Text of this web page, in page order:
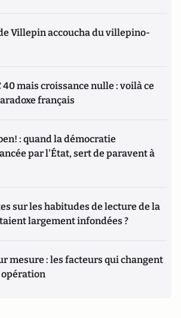
Villepin accoucha du villepino-
40 mais croissance nulle : voilà ce
français
: quand la démocratie
par l'État, sert de paravent à
sur les habitudes de lecture de la
largement infondées ?
mesure : les facteurs qui changent